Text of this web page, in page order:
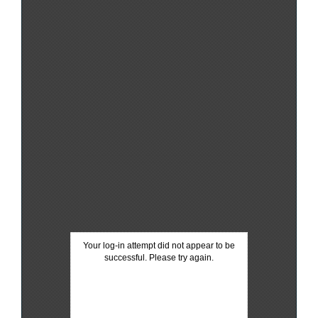
Your log-in attempt did not appear to be
successful. Please try again.